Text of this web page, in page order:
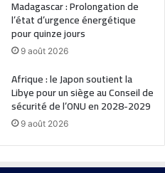
Madagascar : Prolongation de
l’état d’urgence énergétique
pour quinze jours
9 août 2026
Afrique : le Japon soutient la
Libye pour un siège au Conseil de
sécurité de l’ONU en 2028-2029
9 août 2026